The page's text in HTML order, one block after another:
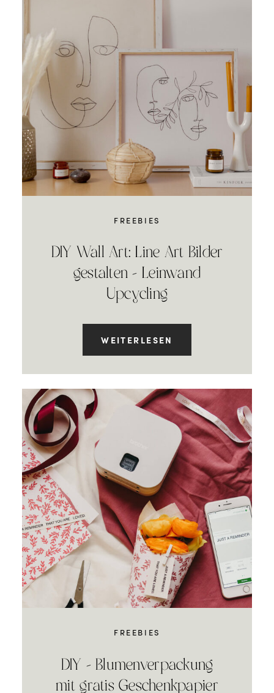
FREEBIES
DIY Wall Art: Line Art Bilder
gestalten – Leinwand
Upcycling
WEITERLESEN
FREEBIES
DIY – Blumenverpackung
mit gratis Geschenkpapier